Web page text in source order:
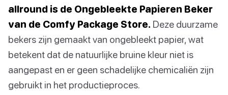
allround is de Ongebleekte Papieren Beker
van de Comfy Package Store. Deze duurzame
bekers zijn gemaakt van ongebleekt papier, wat
betekent dat de natuurlijke bruine kleur niet is
aangepast en er geen schadelijke chemicaliën zijn
gebruikt in het productieproces.